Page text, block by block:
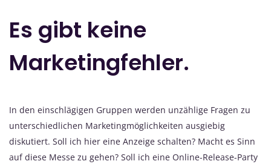
Es gibt keine
Marketingfehler.
In den einschlägigen Gruppen werden unzählige Fragen zu
unterschiedlichen Marketingmöglichkeiten ausgiebig
diskutiert. Soll ich hier eine Anzeige schalten? Macht es Sinn
auf diese Messe zu gehen? Soll ich eine Online-Release-Party